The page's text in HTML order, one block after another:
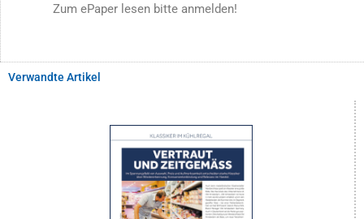
Zum ePaper lesen bitte anmelden!
Verwandte Artikel